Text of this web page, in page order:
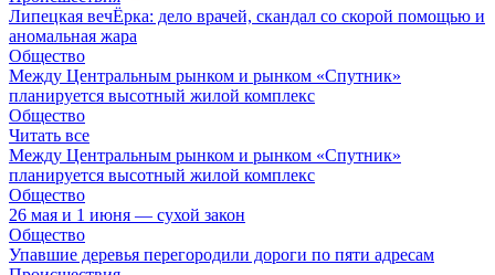
Липецкая вечЁрка: дело врачей, скандал со скорой помощью и
аномальная жара
Общество
Между Центральным рынком и рынком «Спутник»
планируется высотный жилой комплекс
Общество
Читать все
Между Центральным рынком и рынком «Спутник»
планируется высотный жилой комплекс
Общество
26 мая и 1 июня — сухой закон
Общество
Упавшие деревья перегородили дороги по пяти адресам